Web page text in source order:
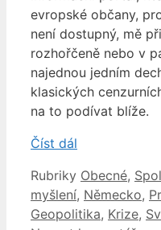
evropské občany,
není dostupný, mě
rozhořčeně nebo v
najednou jedním
klasických
na to podívat blíže.
Číst dál
Rubriky Obecné,
myšlení, Německo,
Geopolitika, Krize,